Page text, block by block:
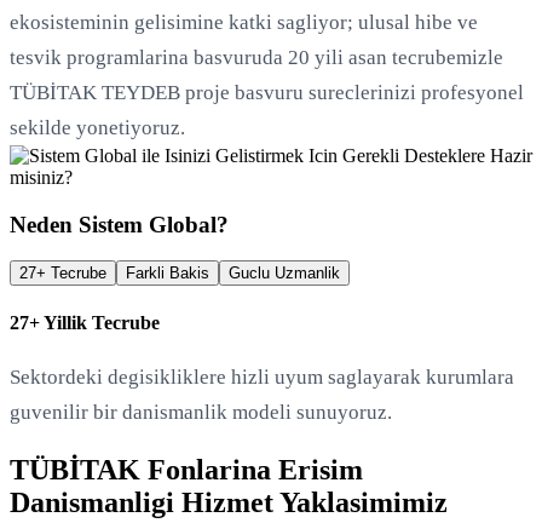
ekosisteminin gelisimine katki sagliyor; ulusal hibe ve
tesvik programlarina basvuruda 20 yili asan tecrubemizle
TÜBİTAK TEYDEB proje basvuru sureclerinizi profesyonel
sekilde yonetiyoruz.
Neden Sistem Global?
27+ Tecrube Farkli Bakis Guclu Uzmanlik
27+ Yillik Tecrube
Sektordeki degisikliklere hizli uyum saglayarak kurumlara
guvenilir bir danismanlik modeli sunuyoruz.
TÜBİTAK Fonlarina Erisim
Danismanligi Hizmet Yaklasimimiz